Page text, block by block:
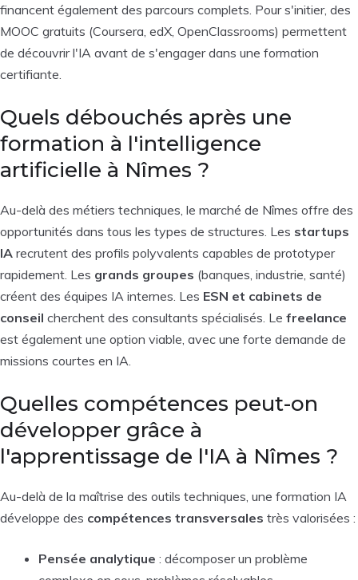
financent également des parcours complets. Pour s'initier, des
MOOC gratuits (Coursera, edX, OpenClassrooms) permettent
de découvrir l'IA avant de s'engager dans une formation
certifiante.
Quels débouchés après une
formation à l'intelligence
artificielle à Nîmes ?
Au-delà des métiers techniques, le marché de Nîmes offre des
opportunités dans tous les types de structures. Les startups
IA recrutent des profils polyvalents capables de prototyper
rapidement. Les grands groupes (banques, industrie, santé)
créent des équipes IA internes. Les ESN et cabinets de
conseil cherchent des consultants spécialisés. Le freelance
est également une option viable, avec une forte demande de
missions courtes en IA.
Quelles compétences peut-on
développer grâce à
l'apprentissage de l'IA à Nîmes ?
Au-delà de la maîtrise des outils techniques, une formation IA
développe des compétences transversales très valorisées :
Pensée analytique : décomposer un problème